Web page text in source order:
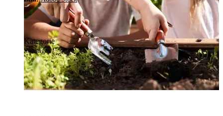
Kategorie
Sonstiges